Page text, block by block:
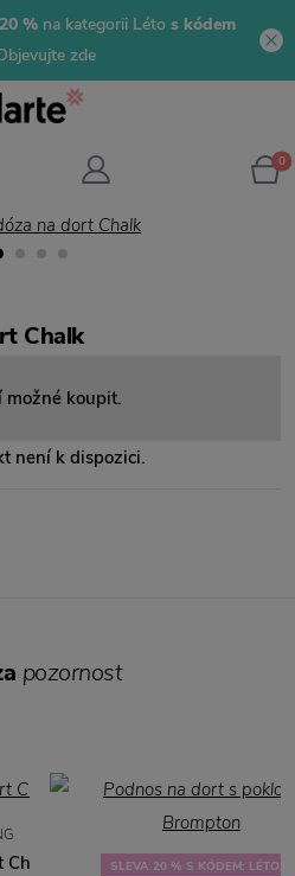
% na kategorii Léto s kódem
zde
0
Chalk
možné koupit.
není k dispozici.
pozornost
SLEVA 20 % S KÓDEM: LÉTO20